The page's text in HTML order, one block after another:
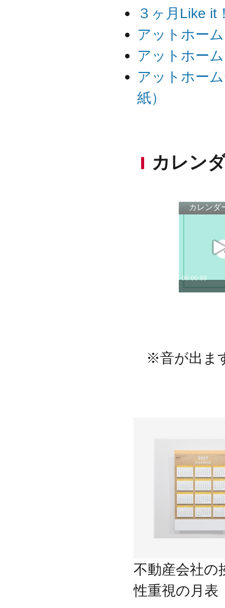
３ヶ月Like it
アットホー
アットホー
アットホー
紙）
カレン
※音が出ま
不動産会社の
性重視の月表